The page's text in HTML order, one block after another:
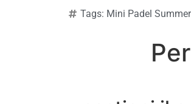
Tags: Mini Padel